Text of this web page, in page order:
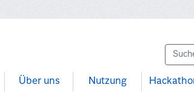
Über uns Nutzung